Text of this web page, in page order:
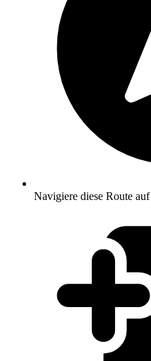
Navigiere diese Route auf